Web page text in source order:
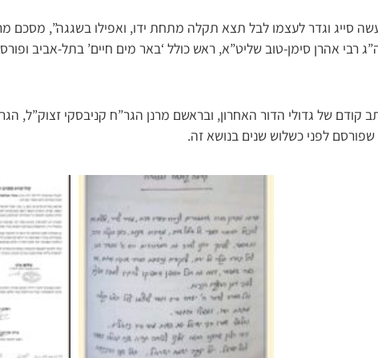
סייג וגדר לעצמו לבל תצא תקלה מתחת ידו, ואפילו בשגגה”, מסכם
רבי אהרן סימן-טוב שליט”א, ראש כולל ‘באר מים חיים’ בתל-אביב
של גדולי הדור האחרון, ובראשם מרנן הגר”ח קניבסקי זצוק”ל,
שפורסם לפני כשלוש שנים בנושא זה.